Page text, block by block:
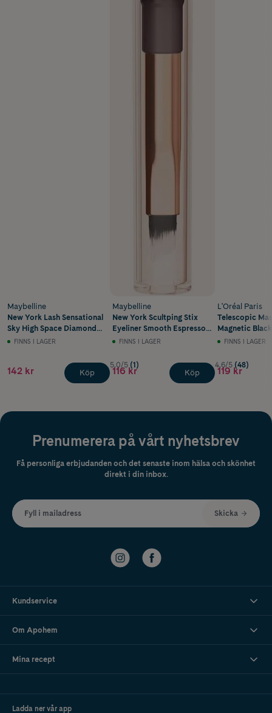
Maybelline
New York Lash Sensational
Sky High Space Diamond
8 mlFINNS I LAGER
142 kr Köp
Maybelline
New York Scultping Stix
Eyeliner Smooth Espresso
0,7 gFINNS I LAGER
5.0/5 (1)
116 kr Köp
L'Oréal Paris
Telescopic
Magnetic Black
FINNS I LAGER
4.6/5 (48)
119 kr
Prenumerera på vårt nyhetsbrev
Få personliga erbjudanden och det senaste inom hälsa och skönhet
direkt i din inbox.
Fyll i mailadress Skicka
Kundservice
Om Apohem
Mina recept
Ladda ner vår app